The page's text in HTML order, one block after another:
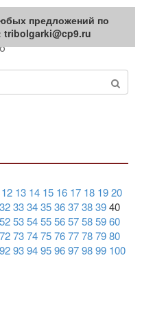
про
12 13 14 15 16 17 18 1920
323334353637383940
525354555657585960
727374757677787980
9293949596979899 100
предложений по
tribolgarki@cp9.ru